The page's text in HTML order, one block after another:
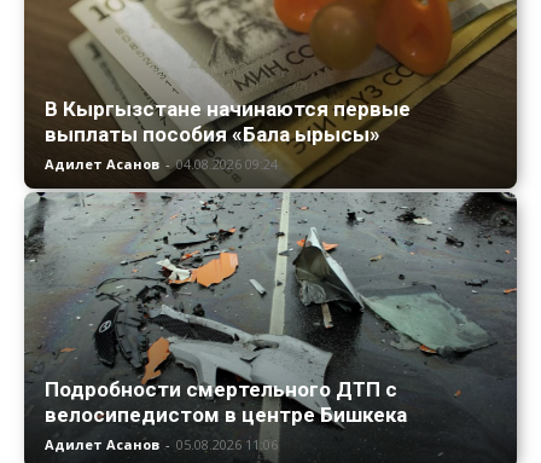
В Кыргызстане начинаются первые
выплаты пособия «Бала ырысы»
Адилет Асанов - 04.08.2026 09:24
Подробности смертельного ДТП с
велосипедистом в центре Бишкека
Адилет Асанов - 05.08.2026 11:06